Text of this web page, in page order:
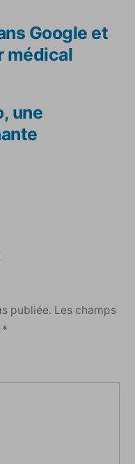
:
une
: Google et
médical
publiée. Les champs
*